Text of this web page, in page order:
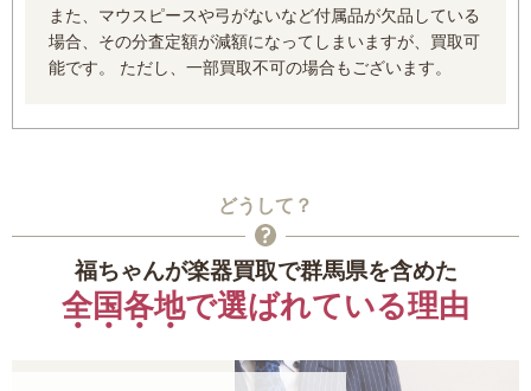
また、マウスピースや弓がないなど付属品が欠品している
場合、その分査定額が減額になってしまいますが、買取可
能です。 ただし、一部買取不可の場合もございます。
どうして？
福ちゃんが楽器買取で群馬県を含めた
全国各地で選ばれている理由